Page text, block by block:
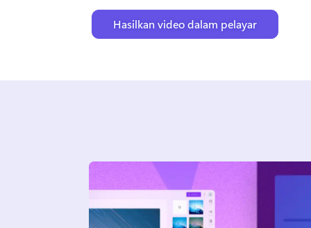
Hasilkan video dalam pelayar